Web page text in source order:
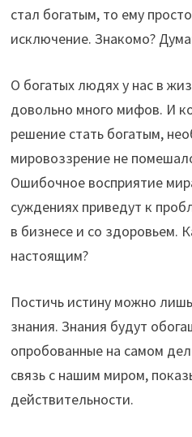
стал богатым, то ему
исключение. Знакомо?
О богатых людях у нас в
довольно много мифов. И
решение стать богатым,
мировоззрение не
Ошибочное восприятие
суждениях приведут к
в бизнесе и со здоровьем.
настоящим?
Постичь истину можно
знания. Знания будут
опробованные на самом
связь с нашим миром,
действительности.